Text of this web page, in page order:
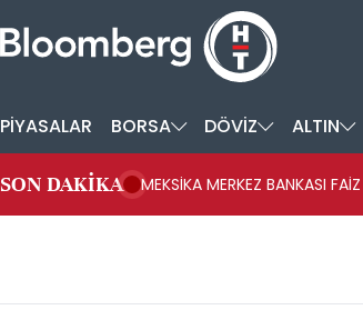
PİYASALAR BORSA DÖVİZ ALTIN
SON DAKİKA MEKSİKA MERKEZ BANKASI